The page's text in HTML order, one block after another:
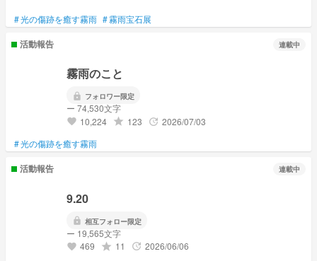
#光の傷跡を癒す霧雨 #霧雨宝石展
活動報告 連載中
霧雨のこと
lock フォロワー限定
ー 74,530文字
favorite 10,224 grade 123 update 2026/07/03
#光の傷跡を癒す霧雨
活動報告 連載中
9.20
lock 相互フォロー限定
ー 19,565文字
favorite 469 grade 11 update 2026/06/06